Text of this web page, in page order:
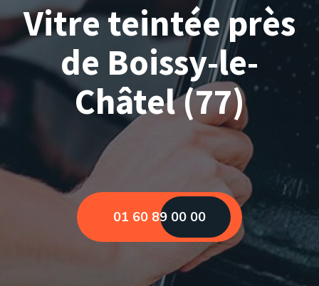
Vitre teintée près
de Boissy-le-
Châtel (77)
01 60 89 00 00